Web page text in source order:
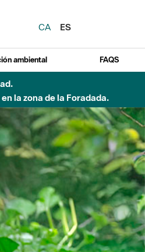
CA
ES
ambiental FAQS
la zona de la Foradada.